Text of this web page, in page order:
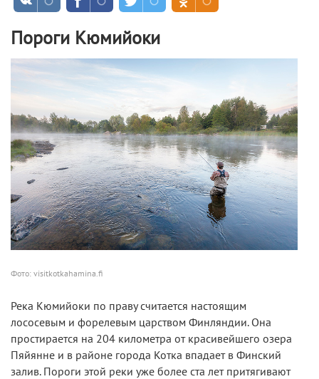
Пороги Кюмийоки
Фото: visitkotkahamina.fi
Река Кюмийоки по праву считается настоящим
лососевым и форелевым царством Финляндии. Она
простирается на 204 километра от красивейшего озера
Пяйянне и в районе города Котка впадает в Финский
залив. Пороги этой реки уже более ста лет притягивают